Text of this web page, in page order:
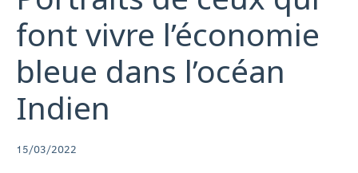
font vivre l’économie
bleue dans l’océan
Indien
15/03/2022